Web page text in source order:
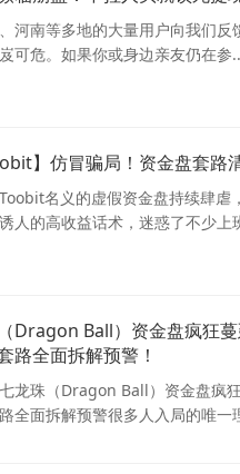
河南等多地的大量用户向我们
可危。如果你或身边亲友仍在参
】仿冒骗局！资金盘套路
名义的虚假资金盘持续肆虐
人的高收益话术，迷惑了不少上
Dragon Ball）资金盘疯狂
路全面拆解预警！
龙珠（Dragon Ball）资金盘疯
全面拆解预警很多人入局的唯一